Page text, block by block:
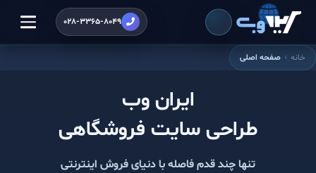
028-3365-8049
خانه صفحه اصلی
ایران وب
طراحی سایت فروشگاهی
تنها چند قدم فاصله با دنیای فروش اینترنتی